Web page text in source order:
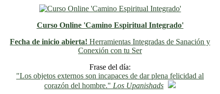
Curso Online 'Camino Espiritual Integrado'
Fecha de inicio abierta! Herramientas Integradas de Sanación y
Conexión con tu Ser
Previo
Siguiente
Frase del día:
"Los objetos externos son incapaces de dar plena felicidad al
corazón del hombre." Los Upanishads